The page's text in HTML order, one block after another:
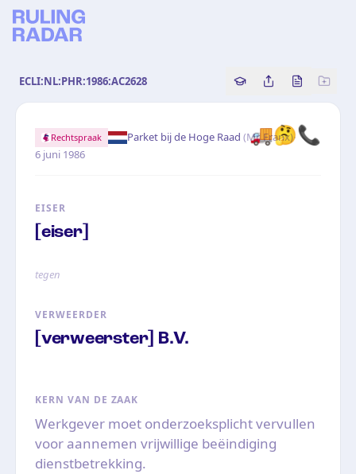
ECLI:NL:PHR:1986:AC2628 Copy source
Share this
Bekijk
🚚🤔📞
Rechtspraak Parket bij de Hoge Raad (Mr. Franx)·
6 juni 1986
EISER
[eiser]
tegen
VERWEERDER
[verweerster] B.V.
KERN VAN DE ZAAK
Werkgever moet onderzoeksplicht vervullen
voor aannemen vrijwillige beëindiging
dienstbetrekking.